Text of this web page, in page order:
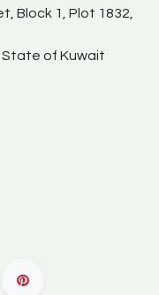
Block 1, Plot 1832,
State of Kuwait